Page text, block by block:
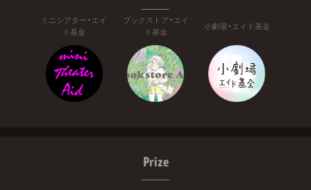
ミニシアター・エイ
ド基金
ブックストア・エイ
ド基金
小劇場・エイド基金
Prize